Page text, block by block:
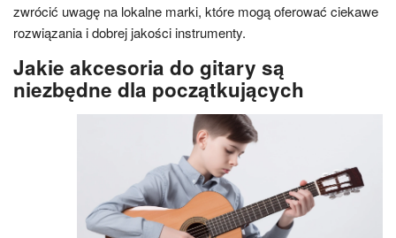
zwrócić uwagę na lokalne marki, które mogą oferować ciekawe
rozwiązania i dobrej jakości instrumenty.
Jakie akcesoria do gitary są
niezbędne dla początkujących